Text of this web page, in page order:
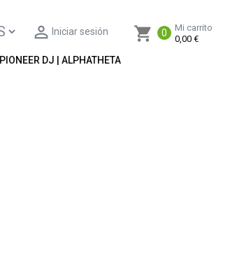
shopping_cart 0
Mi carrito
0,00 €
 Iniciar sesión
PIONEER DJ | ALPHATHETA